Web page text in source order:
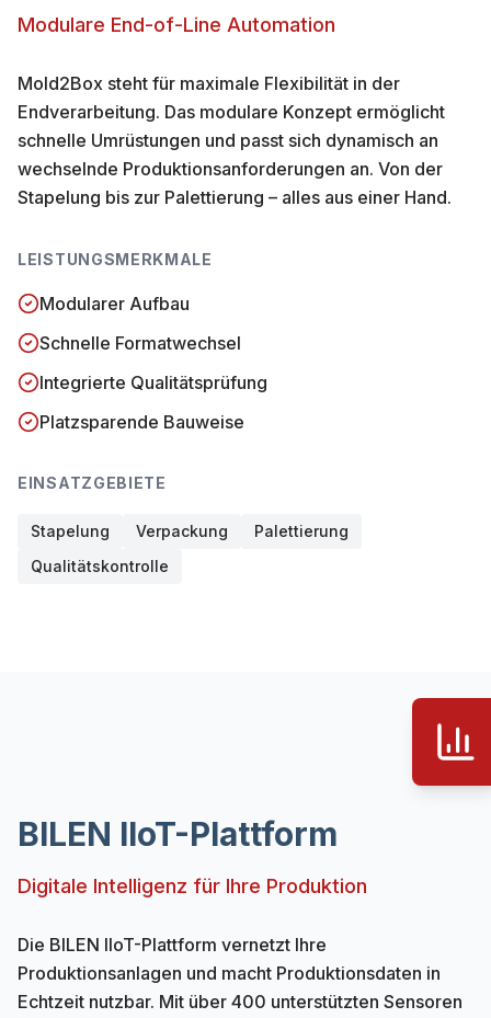
Modulare End-of-Line Automation
Mold2Box steht für maximale Flexibilität in der
Endverarbeitung. Das modulare Konzept ermöglicht
schnelle Umrüstungen und passt sich dynamisch an
wechselnde Produktionsanforderungen an. Von der
Stapelung bis zur Palettierung – alles aus einer Hand.
LEISTUNGSMERKMALE
Modularer Aufbau
Schnelle Formatwechsel
Integrierte Qualitätsprüfung
Platzsparende Bauweise
EINSATZGEBIETE
Stapelung Verpackung
Palettierung
Qualitätskontrolle
BILEN IIoT-Plattform
Digitale Intelligenz für Ihre Produktion
Die BILEN IIoT-Plattform vernetzt Ihre
Produktionsanlagen und macht Produktionsdaten in
Echtzeit nutzbar. Mit über 400 unterstützten Sensoren